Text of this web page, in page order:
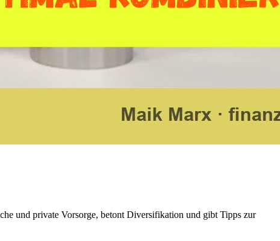
und private Vorsorge, betont Diversifikation und gibt Tipps zur